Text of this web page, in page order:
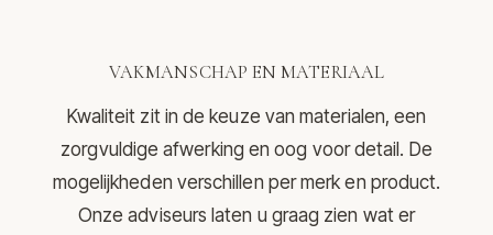
VAKMANSCHAP EN MATERIAAL
Kwaliteit zit in de keuze van materialen, een
zorgvuldige afwerking en oog voor detail. De
mogelijkheden verschillen per merk en product.
Onze adviseurs laten u graag zien wat er